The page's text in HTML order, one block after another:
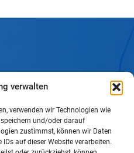
verwalten
verwenden wir Technologien wie
und/oder darauf
zustimmst, können wir Daten
auf dieser Website verarbeiten.